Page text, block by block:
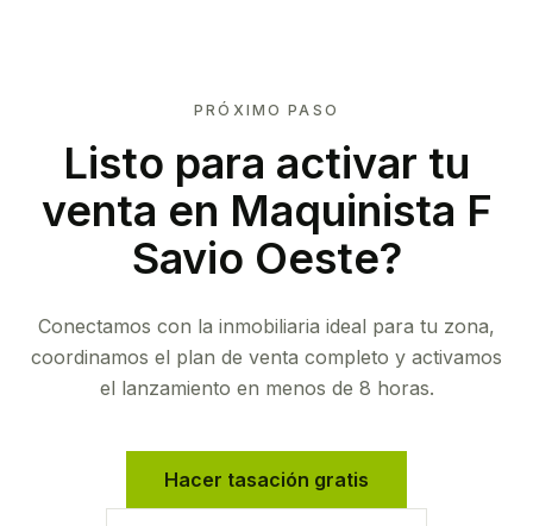
PRÓXIMO PASO
Listo para activar tu
venta en Maquinista F
Savio Oeste?
Conectamos con la inmobiliaria ideal para tu zona,
coordinamos el plan de venta completo y activamos
el lanzamiento en menos de 8 horas.
Hacer tasación gratis